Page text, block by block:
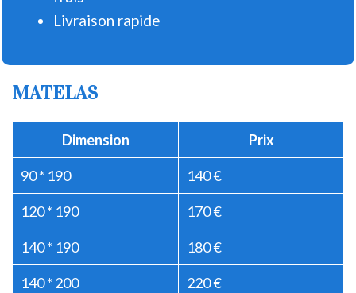
Livraison rapide
MATELAS
Dimension Prix
90 * 190 140 €
120 * 190 170 €
140 * 190 180 €
140 * 200 220 €